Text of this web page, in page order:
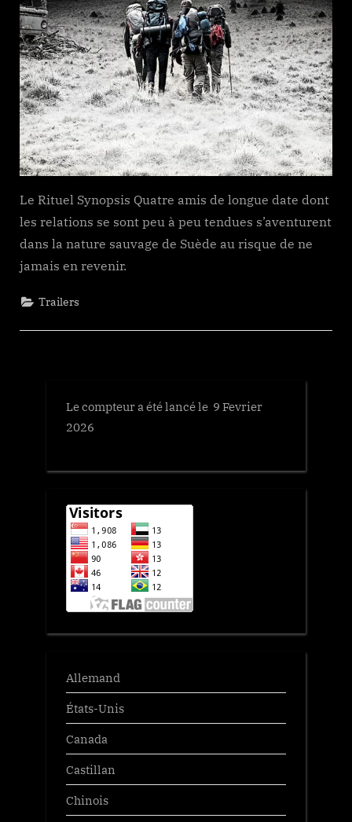
Le Rituel Synopsis Quatre amis de longue date dont
les relations se sont peu à peu tendues s’aventurent
dans la nature sauvage de Suède au risque de ne
jamais en revenir.
Trailers
Le compteur a été lancé le 9 Fevrier
2026
Allemand
États-Unis
Canada
Castillan
Chinois